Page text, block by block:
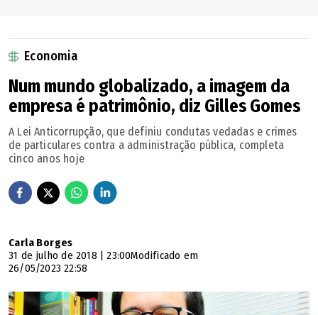
Economia
Num mundo globalizado, a imagem da
empresa é patrimônio, diz Gilles Gomes
A Lei Anticorrupção, que definiu condutas vedadas e crimes
de particulares contra a administração pública, completa
cinco anos hoje
Carla Borges
31 de julho de 2018 | 23:00Modificado em
26/05/2023 22:58